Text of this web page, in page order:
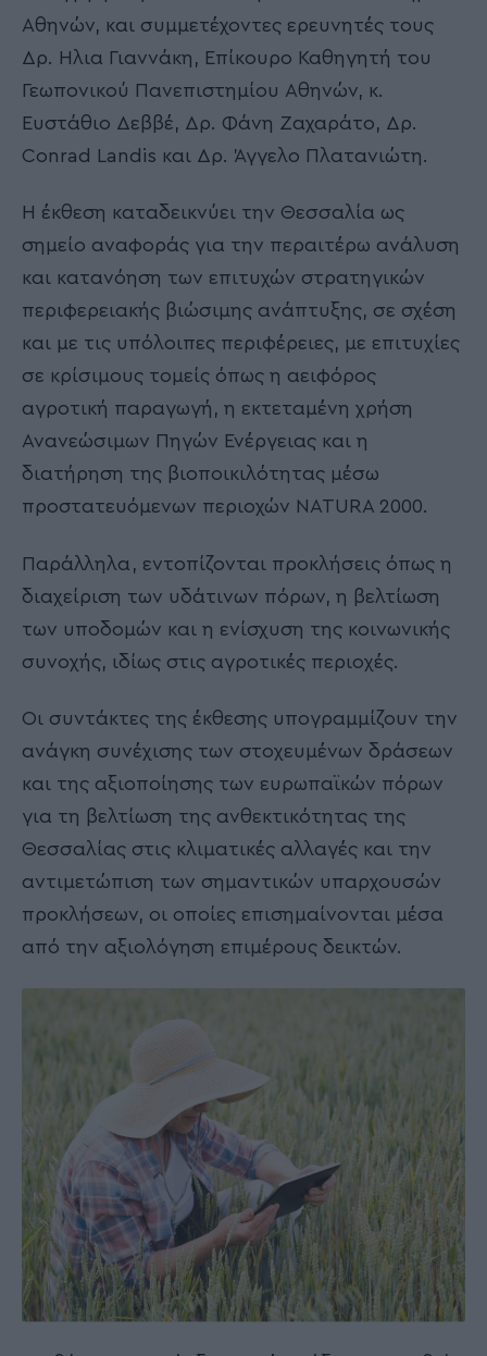
Αθηνών, και συμμετέχοντες ερευνητές τους
Δρ. Ηλια Γιαννάκη, Επίκουρο Καθηγητή του
Γεωπονικού Πανεπιστημίου Αθηνών, κ.
Ευστάθιο Δεββέ, Δρ. Φάνη Ζαχαράτο, Δρ.
Conrad Landis και Δρ. Άγγελο Πλατανιώτη.
Η έκθεση καταδεικνύει την Θεσσαλία ως
σημείο αναφοράς για την περαιτέρω ανάλυση
και κατανόηση των επιτυχών στρατηγικών
περιφερειακής βιώσιμης ανάπτυξης, σε σχέση
και με τις υπόλοιπες περιφέρειες, με επιτυχίες
σε κρίσιμους τομείς όπως η αειφόρος
αγροτική παραγωγή, η εκτεταμένη χρήση
Ανανεώσιμων Πηγών Ενέργειας και η
διατήρηση της βιοποικιλότητας μέσω
προστατευόμενων περιοχών NATURA 2000.
Παράλληλα, εντοπίζονται προκλήσεις όπως η
διαχείριση των υδάτινων πόρων, η βελτίωση
των υποδομών και η ενίσχυση της κοινωνικής
συνοχής, ιδίως στις αγροτικές περιοχές.
Οι συντάκτες της έκθεσης υπογραμμίζουν την
ανάγκη συνέχισης των στοχευμένων δράσεων
και της αξιοποίησης των ευρωπαϊκών πόρων
για τη βελτίωση της ανθεκτικότητας της
Θεσσαλίας στις κλιματικές αλλαγές και την
αντιμετώπιση των σημαντικών υπαρχουσών
προκλήσεων, οι οποίες επισημαίνονται μέσα
από την αξιολόγηση επιμέρους δεικτών.